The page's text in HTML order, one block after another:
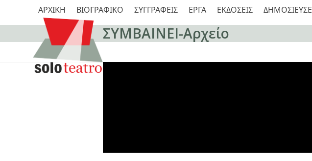
ΑΡΧΙΚΗ ΒΙΟΓΡΑΦΙΚΟ ΣΥΓΓΡΑΦΕΙΣ ΕΡΓΑ ΕΚΔΟΣΕΙΣ
ΣΥΜΒΑΙΝΕΙ-Αρχείο